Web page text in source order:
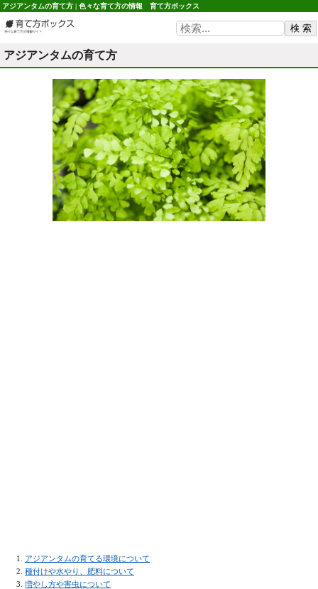
アジアンタムの育て方 | 色々な育て方の情報 育て方ボックス
アジアンタムの育て方
アジアンタムの育てる環境について
種付けや水やり、肥料について
増やし方や害虫について